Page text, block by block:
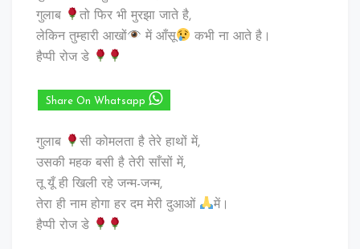
गुलाब
तो फिर भी मुरझा जाते है,
लेकिन तुम्हारी आखों
में आँसू
कभी ना आते है।
हैप्पी रोज डे
Share On Whatsapp
गुलाब
सी कोमलता है तेरे हाथों में,
उसकी महक बसी है तेरी साँसों में,
तू यूँ ही खिली रहे जन्म-जन्म,
तेरा ही नाम होगा हर दम मेरी दुआओं
में।
हैप्पी रोज डे